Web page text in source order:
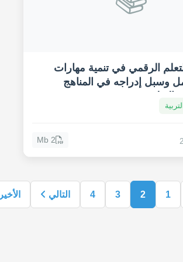
الرقمي في تنمية مهارات
وسبل إدراجه في المناهج
2 Mb
1
2
3
4 التالي